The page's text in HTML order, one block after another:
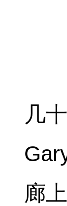
几
廊